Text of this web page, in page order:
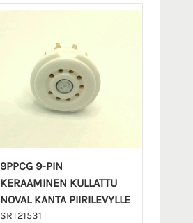
9PPCG 9-PIN
KERAAMINEN KULLATTU
NOVAL KANTA PIIRILEVYLLE
SRT21531